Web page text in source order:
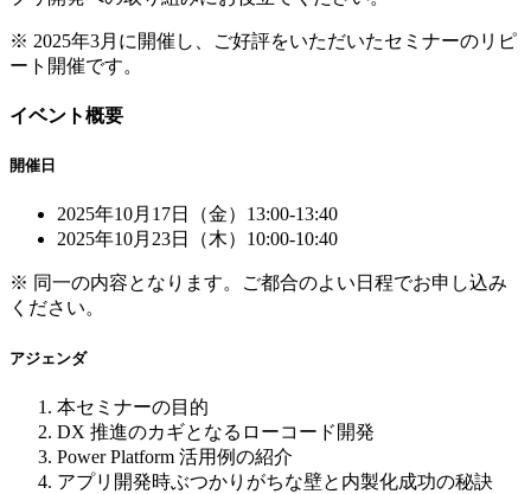
※ 2025年3月に開催し、ご好評をいただいたセミナーのリピ
ート開催です。
イベント概要
開催日
2025年10月17日（金）13:00-13:40
2025年10月23日（木）10:00-10:40
※ 同一の内容となります。ご都合のよい日程でお申し込み
ください。
アジェンダ
本セミナーの目的
DX 推進のカギとなるローコード開発
Power Platform 活用例の紹介
アプリ開発時ぶつかりがちな壁と内製化成功の秘訣